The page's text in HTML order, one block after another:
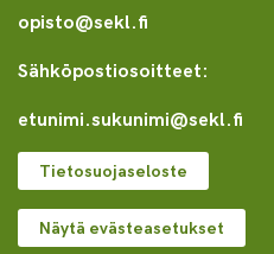
opisto@sekl.fi
Sähköpostiosoitteet:
etunimi.sukunimi@sekl.fi
Tietosuojaseloste
Näytä evästeasetukset